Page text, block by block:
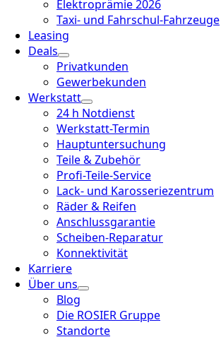
Elektroprämie 2026
Taxi- und Fahrschul-Fahrzeuge
Leasing
Deals
Privatkunden
Gewerbekunden
Werkstatt
24 h Notdienst
Werkstatt-Termin
Hauptuntersuchung
Teile & Zubehör
Profi-Teile-Service
Lack- und Karosseriezentrum
Räder & Reifen
Anschlussgarantie
Scheiben-Reparatur
Konnektivität
Karriere
Über uns
Blog
Die ROSIER Gruppe
Standorte